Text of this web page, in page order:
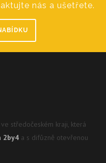
nás a ušetřete.
středočeském kraji, která
2by4 a s difůzně otevřenou